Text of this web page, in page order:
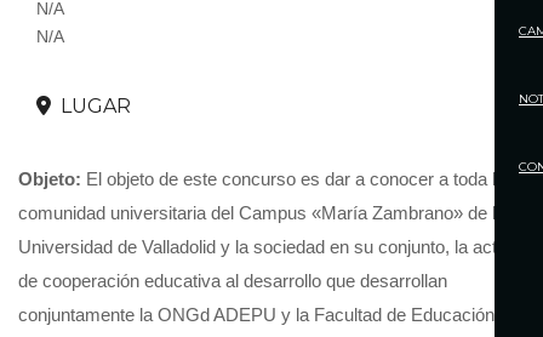
N/A
N/A
LUGAR
Objeto: El objeto de este concurso es dar a conocer a toda la
comunidad universitaria del Campus «María Zambrano» de la
Universidad de Valladolid y la sociedad en su conjunto, la actividad
de cooperación educativa al desarrollo que desarrollan
conjuntamente la ONGd ADEPU y la Facultad de Educación de